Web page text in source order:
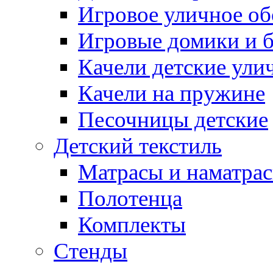
Игровое уличное
Игровые домики и
Качели детские
Качели на пружине
Песочницы детские
Детский текстиль
Матрасы и
Полотенца
Комплекты
Стенды